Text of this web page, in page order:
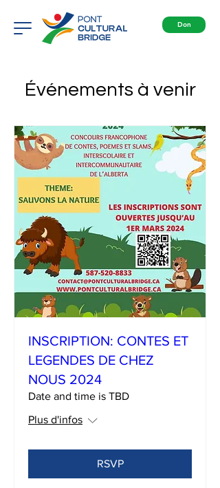
Don
Événements à venir
INSCRIPTION: CONTES ET
LEGENDES DE CHEZ
NOUS 2024
Date and time is TBD
Plus d'infos
RSVP